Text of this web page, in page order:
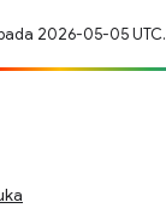
2026-05-05 UTC.